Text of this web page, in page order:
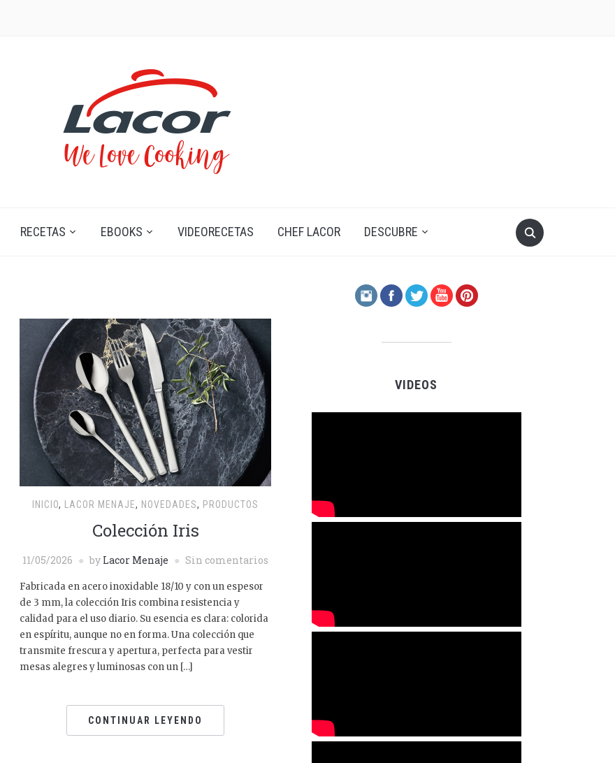
RECETAS EBOOKS VIDEORECETAS CHEF LACOR DESCUBRE
INICIO, LACOR MENAJE, NOVEDADES, PRODUCTOS
Colección Iris
11/05/2026 by Lacor Menaje Sin comentarios
Fabricada en acero inoxidable 18/10 y con un espesor
de 3 mm, la colección Iris combina resistencia y
calidad para el uso diario. Su esencia es clara: colorida
en espíritu, aunque no en forma. Una colección que
transmite frescura y apertura, perfecta para vestir
mesas alegres y luminosas con un […]
CONTINUAR LEYENDO
VIDEOS